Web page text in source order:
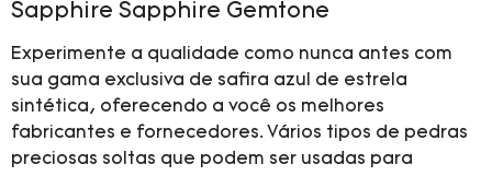
Sapphire Sapphire Gemtone
Experimente a qualidade como nunca antes com
sua gama exclusiva de safira azul de estrela
sintética, oferecendo a você os melhores
fabricantes e fornecedores. Vários tipos de pedras
preciosas soltas que podem ser usadas para